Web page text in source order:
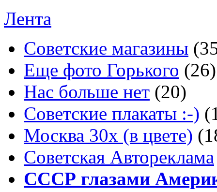
Лента
Советские магазины
Еще фото Горького (26)
Нас больше нет (20)
Советские плакаты :-)
Москва 30x (в цвете)
Советская Автореклама
СССР глазами